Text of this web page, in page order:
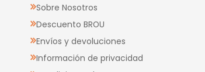
Sobre Nosotros
Descuento BROU
Envíos y devoluciones
Información de privacidad